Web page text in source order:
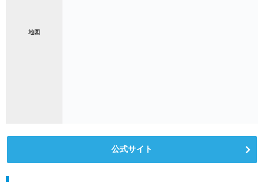
地図
公式サイト